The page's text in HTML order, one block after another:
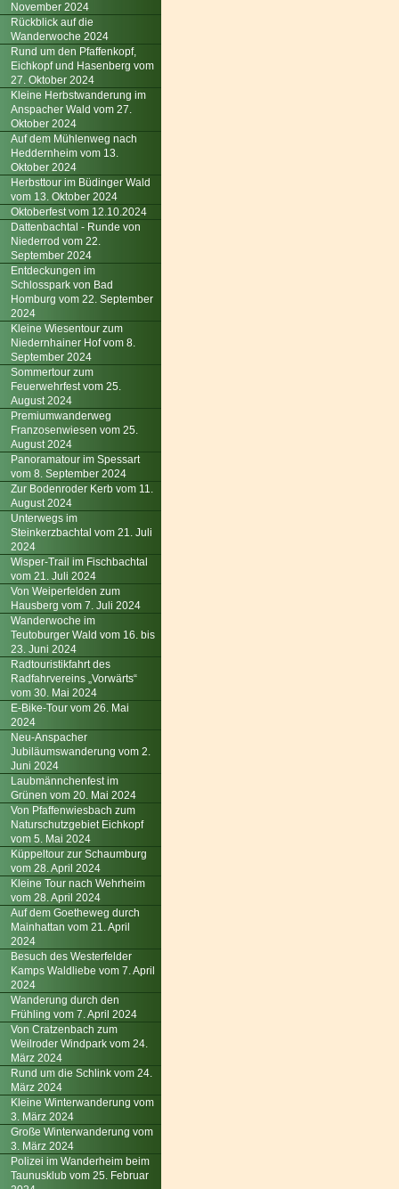
November 2024
Rückblick auf die
Wanderwoche 2024
Rund um den Pfaffenkopf,
Eichkopf und Hasenberg vom
27. Oktober 2024
Kleine Herbstwanderung im
Anspacher Wald vom 27.
Oktober 2024
Auf dem Mühlenweg nach
Heddernheim vom 13.
Oktober 2024
Herbsttour im Büdinger Wald
vom 13. Oktober 2024
Oktoberfest vom 12.10.2024
Dattenbachtal - Runde von
Niederrod vom 22.
September 2024
Entdeckungen im
Schlosspark von Bad
Homburg vom 22. September
2024
Kleine Wiesentour zum
Niedernhainer Hof vom 8.
September 2024
Sommertour zum
Feuerwehrfest vom 25.
August 2024
Premiumwanderweg
Franzosenwiesen vom 25.
August 2024
Panoramatour im Spessart
vom 8. September 2024
Zur Bodenroder Kerb vom 11.
August 2024
Unterwegs im
Steinkerzbachtal vom 21. Juli
2024
Wisper-Trail im Fischbachtal
vom 21. Juli 2024
Von Weiperfelden zum
Hausberg vom 7. Juli 2024
Wanderwoche im
Teutoburger Wald vom 16. bis
23. Juni 2024
Radtouristikfahrt des
Radfahrvereins „Vorwärts“
vom 30. Mai 2024
E-Bike-Tour vom 26. Mai
2024
Neu-Anspacher
Jubiläumswanderung vom 2.
Juni 2024
Laubmännchenfest im
Grünen vom 20. Mai 2024
Von Pfaffenwiesbach zum
Naturschutzgebiet Eichkopf
vom 5. Mai 2024
Küppeltour zur Schaumburg
vom 28. April 2024
Kleine Tour nach Wehrheim
vom 28. April 2024
Auf dem Goetheweg durch
Mainhattan vom 21. April
2024
Besuch des Westerfelder
Kamps Waldliebe vom 7. April
2024
Wanderung durch den
Frühling vom 7. April 2024
Von Cratzenbach zum
Weilroder Windpark vom 24.
März 2024
Rund um die Schlink vom 24.
März 2024
Kleine Winterwanderung vom
3. März 2024
Große Winterwanderung vom
3. März 2024
Polizei im Wanderheim beim
Taunusklub vom 25. Februar